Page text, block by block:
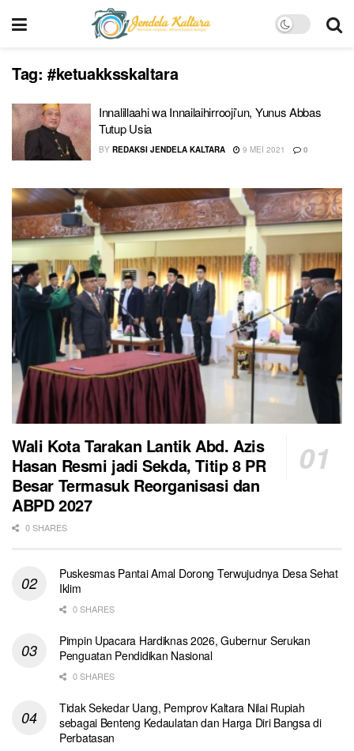
Tag: #ketuakksskaltara
Innalillaahi wa Innailaihirrooji’un, Yunus Abbas
Tutup Usia
BY REDAKSI JENDELA KALTARA 9 MEI 2021 0
Wali Kota Tarakan Lantik Abd. Azis
Hasan Resmi jadi Sekda, Titip 8 PR
Besar Termasuk Reorganisasi dan
ABPD 2027
0 SHARES
Puskesmas Pantai Amal Dorong Terwujudnya Desa Sehat
Iklim
0 SHARES
Pimpin Upacara Hardiknas 2026, Gubernur Serukan
Penguatan Pendidikan Nasional
0 SHARES
Tidak Sekedar Uang, Pemprov Kaltara Nilai Rupiah
sebagai Benteng Kedaulatan dan Harga Diri Bangsa di
Perbatasan